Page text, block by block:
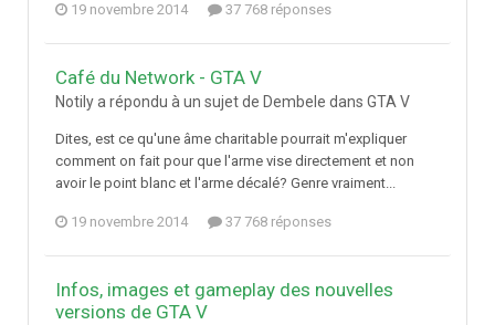
19 novembre 2014 37 768 réponses
Café du Network - GTA V
Notily a répondu à un sujet de Dembele dans GTA V
Dites, est ce qu'une âme charitable pourrait m'expliquer
comment on fait pour que l'arme vise directement et non
avoir le point blanc et l'arme décalé? Genre vraiment...
19 novembre 2014 37 768 réponses
Infos, images et gameplay des nouvelles
versions de GTA V